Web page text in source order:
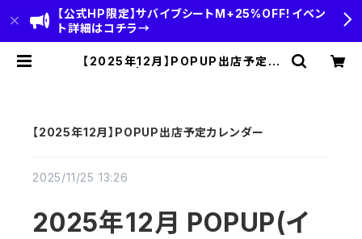
【公式HP限定】サバイブシートM+25%OFF！イベン
ト詳細はコチラ→
【2025年12月】POPUP出店予定カ
【2025年12月】POPUP出店予定カレンダー
2025/11/25 13:26
2025年12月 POPUP(イ